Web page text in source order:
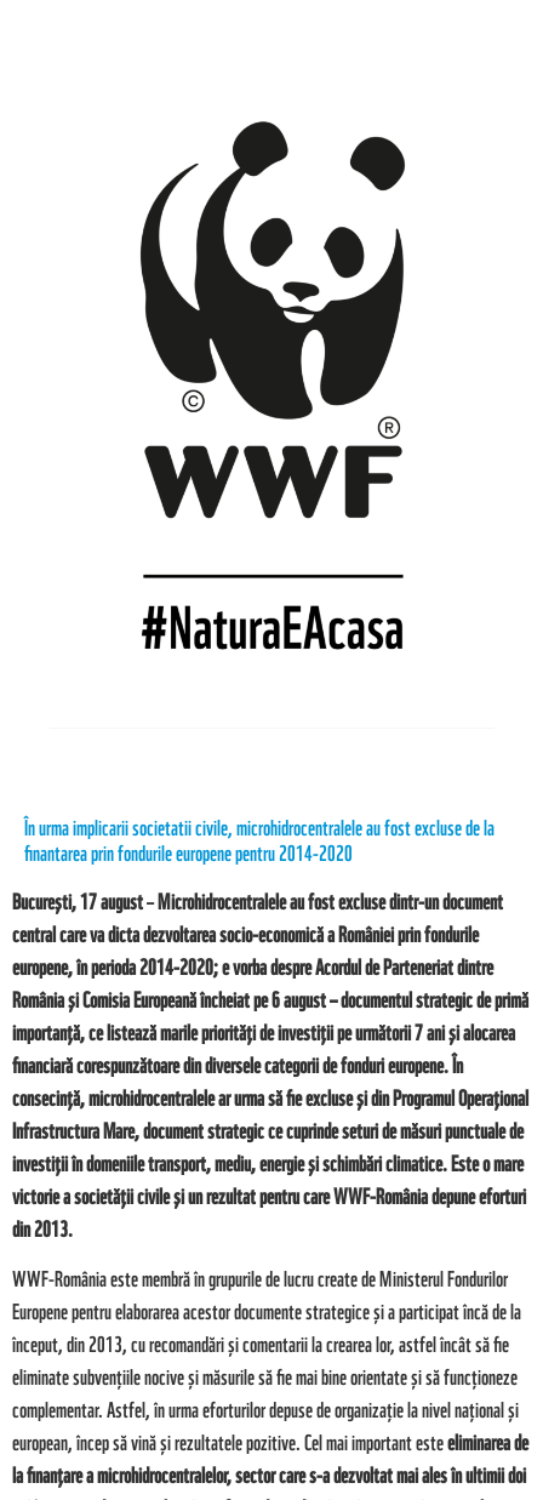
În urma implicarii societatii civile, microhidrocentralele au fost excluse de la
finantarea prin fondurile europene pentru 2014-2020
București, 17 august–Microhidrocentralele au fost excluse dintr-un document
central care va dicta dezvoltarea socio-economică a României prin fondurile
europene, în perioda 2014-2020; e vorba despre Acordul de Parteneriat dintre
România și Comisia Europeană încheiat pe 6 august – documentul strategic de primă
importanță, ce listează marile priorități de investiții pe următorii 7 ani și alocarea
financiară corespunzătoare din diversele categorii de fonduri europene. În
consecință, microhidrocentralele ar urma să fie excluse și din Programul Operațional
Infrastructura Mare, document strategic ce cuprinde seturi de măsuri punctuale de
investiții în domeniile transport, mediu, energie și schimbări climatice. Este o mare
victorie a societății civile și un rezultat pentru care WWF-România depune eforturi
din 2013.
WWF-România este membră în grupurile de lucru create de Ministerul Fondurilor
Europene pentru elaborarea acestor documente strategice și a participat încă de la
început, din 2013, cu recomandări și comentarii la crearea lor, astfel încât să fie
eliminate subvențiile nocive și măsurile să fie mai bine orientate și să funcționeze
complementar. Astfel, în urma eforturilor depuse de organizație la nivel național și
european, încep să vină și rezultatele pozitive. Cel mai important esteeliminarea de
la finanțare a microhidrocentralelor, sector care s-a dezvoltat mai ales în ultimii doi